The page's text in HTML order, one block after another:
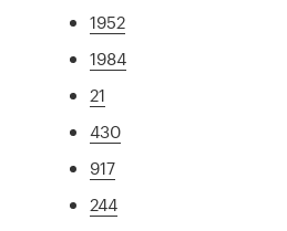
1952
1984
21
430
917
244